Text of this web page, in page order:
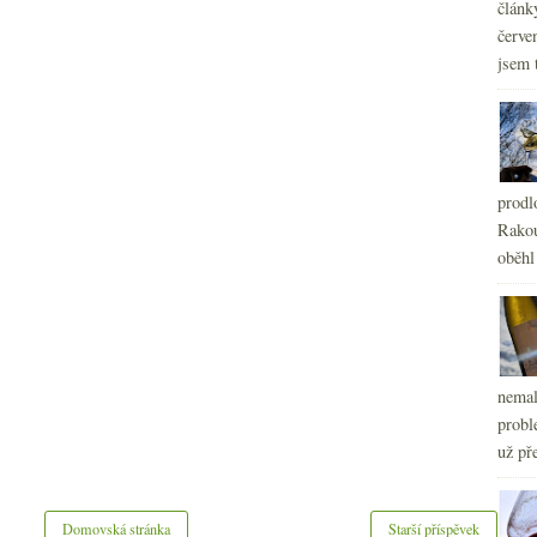
Starší příspěvek
Domovská stránka
jsem
už